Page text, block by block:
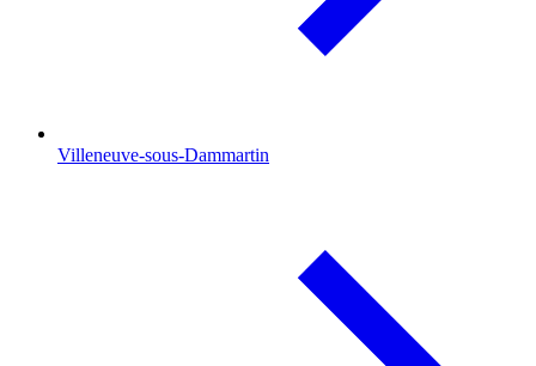
Villeneuve-sous-Dammartin